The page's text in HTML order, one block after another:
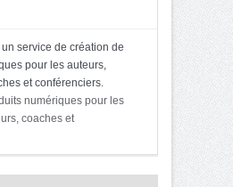
service de création de
pour les auteurs,
et conférenciers.
numériques pour les
coaches et